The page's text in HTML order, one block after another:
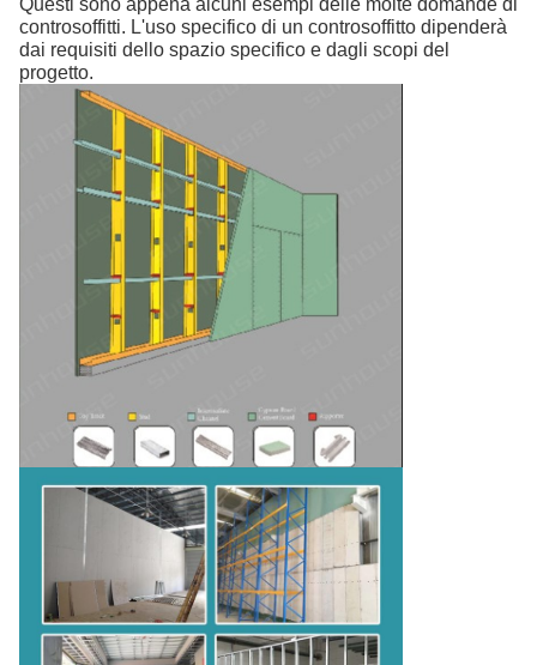
controsoffitti. L'uso specifico di un controsoffitto dipenderà
dai requisiti dello spazio specifico e dagli scopi del
progetto.